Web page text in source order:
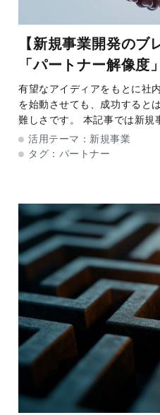
【新規事業開発のブ
「パートナー解像度
活用時に重要な2ス
ング術
有望なアイディアをもとに社
を始動させても、成功すると
難しさです。 本記事では新規
課題を例に挙げてポイント解
てご紹介します。新規事業開
活用テーマ： 新規事業
タグ： パートナー